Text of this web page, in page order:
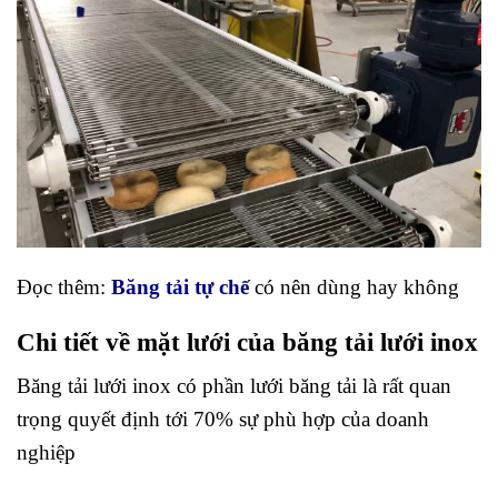
Đọc thêm: Băng tải tự chếcó nên dùng hay không
Chi tiết về mặt lưới của băng tải lưới inox
Băng tải lưới inox có phần lưới băng tải là rất quan
trọng quyết định tới 70% sự phù hợp của doanh
nghiệp